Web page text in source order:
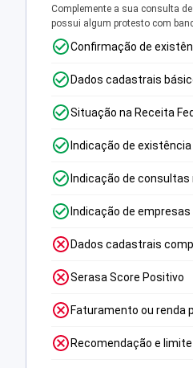
Complemente a sua consulta
possui algum protesto com
Confirmação de
Dados cadastrais
Situação na Receita
Indicação de
Indicação de
Indicação de
Dados cadastrais
Serasa Score Positivo
Faturamento ou renda
Recomendação e